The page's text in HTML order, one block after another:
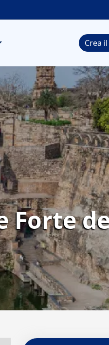
Crea
Forte